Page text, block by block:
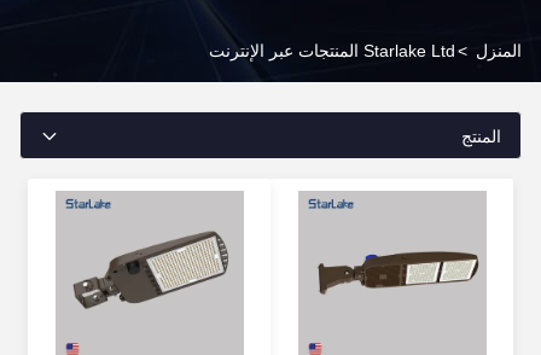
المنزل >Starlake Ltd المنتجات عبر الإنترنت
المنتج